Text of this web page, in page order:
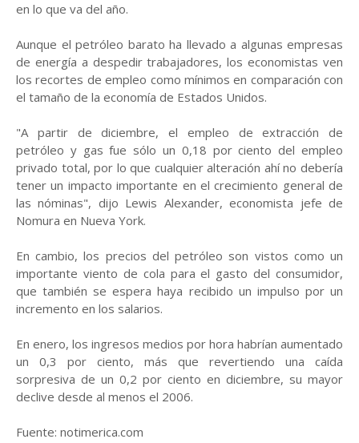
en lo que va del año.
Aunque el petróleo barato ha llevado a algunas empresas
de energía a despedir trabajadores, los economistas ven
los recortes de empleo como mínimos en comparación con
el tamaño de la economía de Estados Unidos.
"A partir de diciembre, el empleo de extracción de
petróleo y gas fue sólo un 0,18 por ciento del empleo
privado total, por lo que cualquier alteración ahí no debería
tener un impacto importante en el crecimiento general de
las nóminas", dijo Lewis Alexander, economista jefe de
Nomura en Nueva York.
En cambio, los precios del petróleo son vistos como un
importante viento de cola para el gasto del consumidor,
que también se espera haya recibido un impulso por un
incremento en los salarios.
En enero, los ingresos medios por hora habrían aumentado
un 0,3 por ciento, más que revertiendo una caída
sorpresiva de un 0,2 por ciento en diciembre, su mayor
declive desde al menos el 2006.
Fuente: notimerica.com